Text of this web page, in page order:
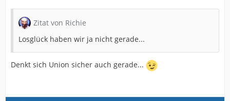
Zitat von Richie
Losglück haben wir ja nicht gerade...
Denkt sich Union sicher auch gerade...